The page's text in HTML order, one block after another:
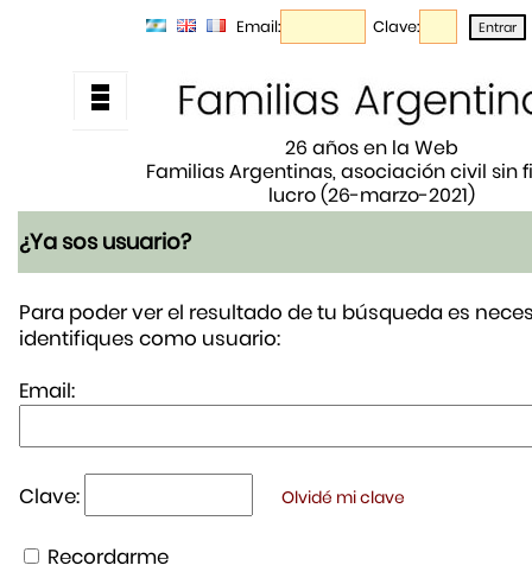
Email: Clave:
26 años en la Web
Familias Argentinas, asociación civil sin
lucro (26-marzo-2021)
¿Ya sos usuario?
Para poder ver el resultado de tu búsqueda es
identifiques como usuario:
Email:
Clave: Olvidé mi clave
Recordarme